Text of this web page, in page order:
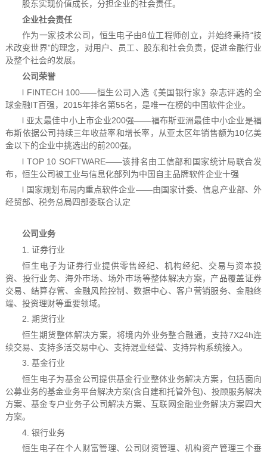
股东实现价值成长，分担企业的社会责任。
企业社会责任
作为一家技术公司，恒生电子由8位工程师创立，并始终秉持“技
术改变世界”的理念，对用户、员工、股东和社会负责，促进金融行业
及整个社会的发展。
公司荣誉
l FINTECH 100——恒生公司入选《美国银行家》杂志评选的全
球金融IT百强，2015年排名第55名，是唯一在榜的中国软件企业。
l 亚太最佳中小上市企业200强——福布斯亚洲最佳中小企业是福
布斯依据公司持续三年收益率和增长率，从亚太区年销售额为10亿美
金以下的企业中挑选出的前200强。
l TOP 10 SOFTWARE——该排名由工信部和国家统计局联合发
布，恒生公司被工业与信息化部列为中国自主品牌软件企业十强
l 国家规划布局内重点软件企业——由国家计委、信息产业部、外
经贸部、税务总局四部委联合认定
公司业务
1. 证券行业
恒生电子为证券行业提供零售经纪、机构经纪、交易与资本投
资、投行业务、海外市场、场外市场等整体解决方案，产品覆盖证券
交易、结算存管、金融风险控制、数据中心、客户营销服务、金融终
端、投资理财等重要领域。
2. 期货行业
恒生期货整体解决方案，将境内外业务整合融通，支持7X24h连
续交易、支持多活交易中心、支持混业经营、支持异构系统接入。
3. 基金行业
恒生电子为基金公司提供基金行业整体业务解决方案，包括面向
公募业务的基金业务平台解决方案(含自建和托管外包)、投顾服务解决
方案、基金专户业务子公司解决方案、互联网金融业务解决方案四大
方案。
4. 银行业务
恒生电子在个人财富管理、公司财资管理、机构资产管理三个垂